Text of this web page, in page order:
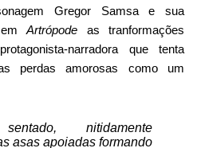
Gregor Samsa e sua
emArtrópode as tranformações
narradora que tenta
perdas amorosas como um
nitidamente
asas apoiadas formando